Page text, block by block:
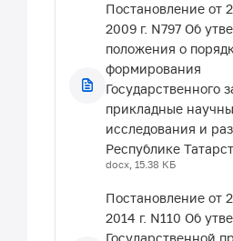
Правительства
Федерации от
1619 Об
предоставления
Федерального
Российским
финансовое
внедрением
продукции
Постановление от
2009 г. N797 Об
положения о
формирования
Государственного
прикладные
исследования и
Республике
docx, 15.38 КБ
Постановление от
2014 г. N110 Об